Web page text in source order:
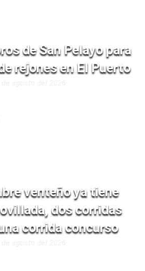
de San Pelayo para
rejones en El Puerto
venteño ya tiene
dos corridas
corrida concurso